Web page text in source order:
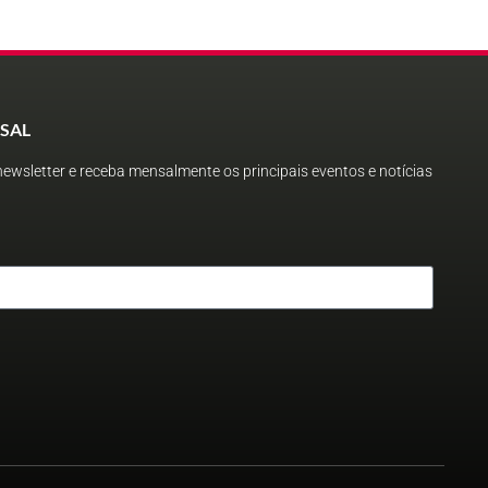
e receba mensalmente os principais eventos e notícias